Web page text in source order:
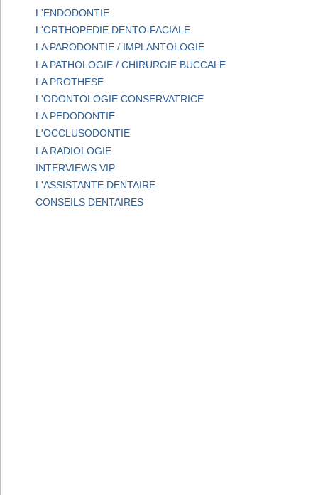
L'ENDODONTIE
L'ORTHOPEDIE DENTO-FACIALE
LA PARODONTIE / IMPLANTOLOGIE
LA PATHOLOGIE / CHIRURGIE BUCCALE
LA PROTHESE
L'ODONTOLOGIE CONSERVATRICE
LA PEDODONTIE
L'OCCLUSODONTIE
LA RADIOLOGIE
INTERVIEWS VIP
L'ASSISTANTE DENTAIRE
CONSEILS DENTAIRES